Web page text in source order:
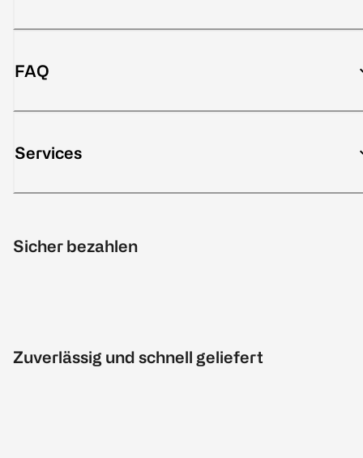
FAQ
Services
Sicher bezahlen
Zuverlässig und schnell geliefert